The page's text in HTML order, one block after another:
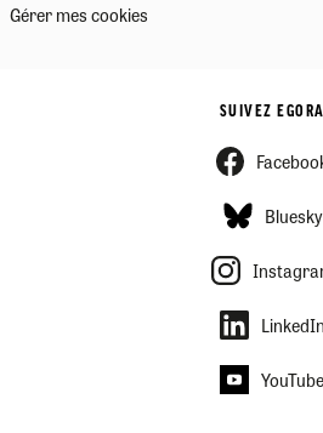
Gérer mes cookies
SUIVEZ EGORA
Bluesky
LinkedIn
YouTube